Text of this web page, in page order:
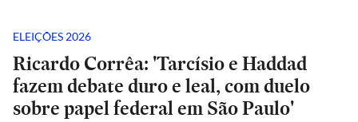
ELEIÇÕES 2026
Ricardo Corrêa: 'Tarcísio e Haddad
fazem debate duro e leal, com duelo
sobre papel federal em São Paulo'